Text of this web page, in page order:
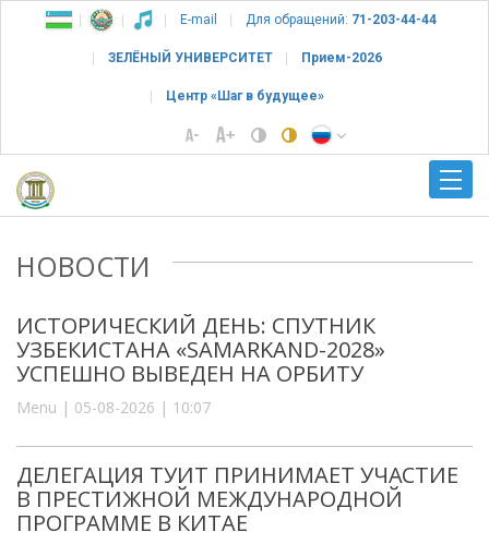
E-mail Для обращений: 71-203-44-44
ЗЕЛЁНЫЙ УНИВЕРСИТЕТ Прием-2026
Центр «Шаг в будущее»
НОВОСТИ
ИСТОРИЧЕСКИЙ ДЕНЬ: СПУТНИК
УЗБЕКИСТАНА «SAMARKAND-2028»
УСПЕШНО ВЫВЕДЕН НА ОРБИТУ
Menu | 05-08-2026 | 10:07
ДЕЛЕГАЦИЯ ТУИТ ПРИНИМАЕТ УЧАСТИЕ
В ПРЕСТИЖНОЙ МЕЖДУНАРОДНОЙ
ПРОГРАММЕ В КИТАЕ